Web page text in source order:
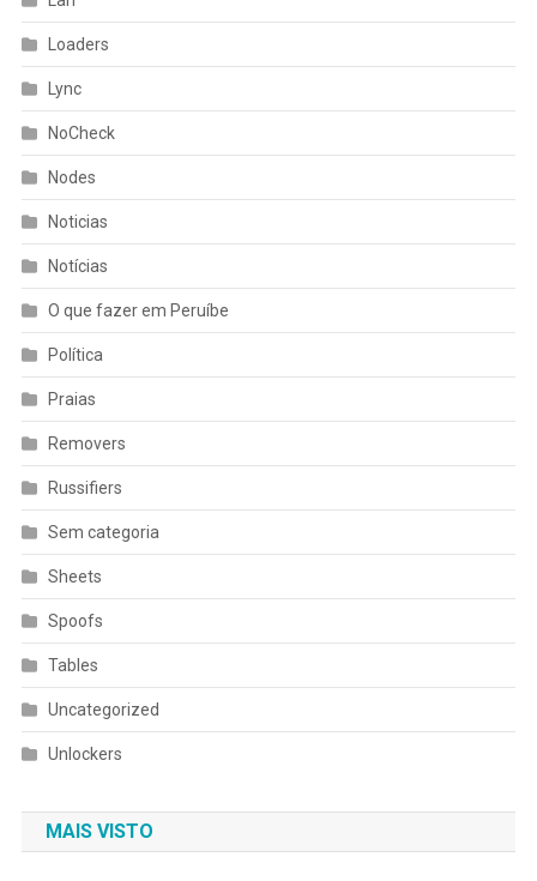
Loaders
Lync
NoCheck
Nodes
Noticias
Notícias
O que fazer em Peruíbe
Política
Praias
Removers
Russifiers
Sem categoria
Sheets
Spoofs
Tables
Uncategorized
Unlockers
MAIS VISTO